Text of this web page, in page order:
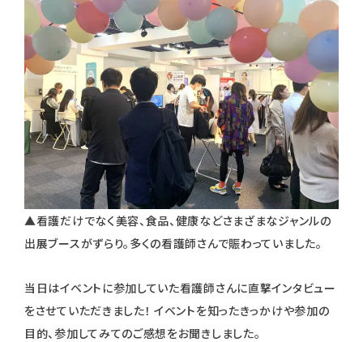
▲看護だけでなく美容、食品、健康などさまざまなジャンルの
出展ブースがずらり。多くの看護師さんで賑わっていました。
当日はイベントに参加していた看護師さんに直撃インタビュー
をさせていただきました！ イベントを知ったきっかけや参加の
目的、参加してみてのご感想をお聞きしました。